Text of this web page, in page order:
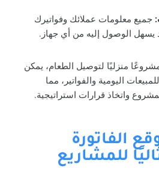
جميع معلومات عملائك وفواتيرك
الوصول إليه من أي جهاز.
منزليًا لتوصيل الطعام، يمكن
اليومية والفواتير، مما
واتخاذ قرارات استراتيجية.
الفاتورة
للمشاريع